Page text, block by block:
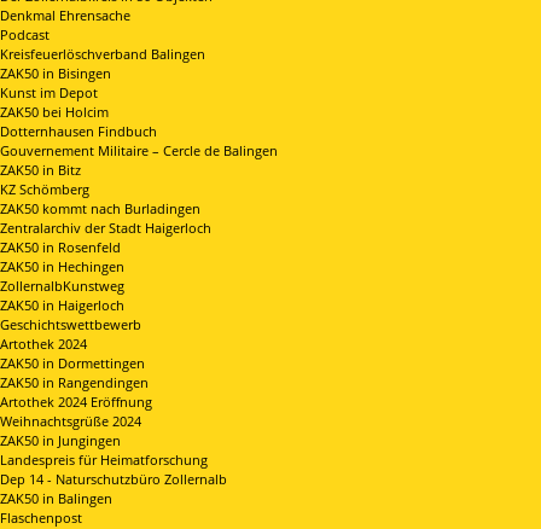
Denkmal Ehrensache
Podcast
Kreisfeuerlöschverband Balingen
ZAK50 in Bisingen
Kunst im Depot
ZAK50 bei Holcim
Dotternhausen Findbuch
Gouvernement Militaire – Cercle de Balingen
ZAK50 in Bitz
KZ Schömberg
ZAK50 kommt nach Burladingen
Zentralarchiv der Stadt Haigerloch
ZAK50 in Rosenfeld
ZAK50 in Hechingen
ZollernalbKunstweg
ZAK50 in Haigerloch
Geschichtswettbewerb
Artothek 2024
ZAK50 in Dormettingen
ZAK50 in Rangendingen
Artothek 2024 Eröffnung
Weihnachtsgrüße 2024
ZAK50 in Jungingen
Landespreis für Heimatforschung
Dep 14 - Naturschutzbüro Zollernalb
ZAK50 in Balingen
Flaschenpost